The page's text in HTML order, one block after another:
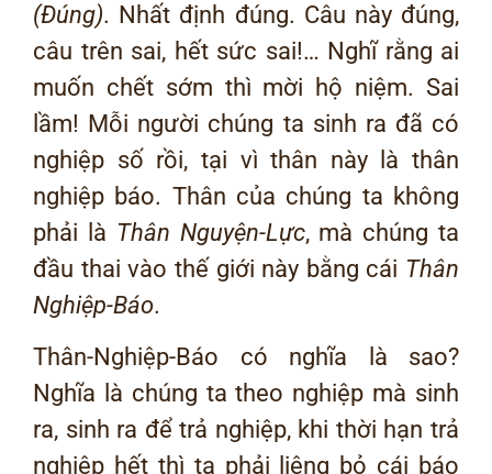
(Đúng). Nhất định đúng. Câu này đúng,
câu trên sai, hết sức sai!… Nghĩ rằng ai
muốn chết sớm thì mời hộ niệm. Sai
lầm! Mỗi người chúng ta sinh ra đã có
nghiệp số rồi, tại vì thân này là thân
nghiệp báo. Thân của chúng ta không
phải là Thân Nguyện-Lực, mà chúng ta
đầu thai vào thế giới này bằng cái Thân
Nghiệp-Báo.
Thân-Nghiệp-Báo có nghĩa là sao?
Nghĩa là chúng ta theo nghiệp mà sinh
ra, sinh ra để trả nghiệp, khi thời hạn trả
nghiệp hết thì ta phải liệng bỏ cái báo